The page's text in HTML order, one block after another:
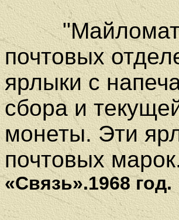
"Майломат –
почтовых
ярлыки с
сбора и
монеты. Эти
почтовых
«Связь».1968 год.